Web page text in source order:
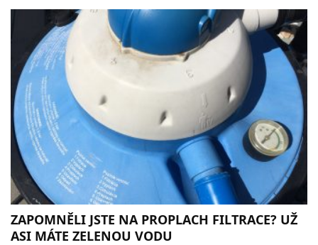
ZAPOMNĚLI JSTE NA PROPLACH FILTRACE? UŽ
ASI MÁTE ZELENOU VODU